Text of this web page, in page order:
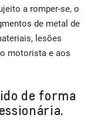
a romper-se, o
de metal de
lesões
motorista e aos
de forma